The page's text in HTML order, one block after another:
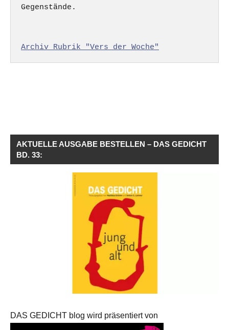
Gegenstände.
Archiv Rubrik "Vers der Woche"
AKTUELLE AUSGABE BESTELLEN – DAS GEDICHT
BD. 33:
DAS GEDICHT blog wird präsentiert von